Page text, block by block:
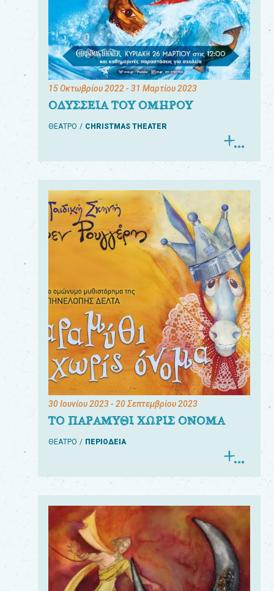
15 Οκτωβρίου 2022- 31 Μαρτίου 2023
ΟΔΥΣΣΕΙΑ ΤΟΥ ΟΜΗΡΟΥ
ΘΕΑΤΡΟ CHRISTMAS THEATER
30 Ιουνίου 2023- 20 Σεπτεμβρίου 2023
ΤΟ ΠΑΡΑΜΥΘΙ ΧΩΡΙΣ ΟΝΟΜΑ
ΘΕΑΤΡΟ ΠΕΡΙΟΔΕΙΑ